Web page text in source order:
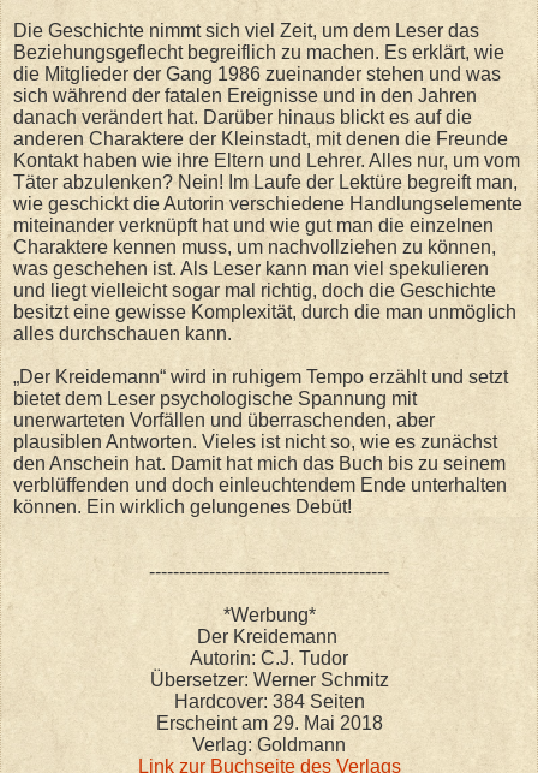
Die Geschichte nimmt sich viel Zeit, um dem Leser das
Beziehungsgeflecht begreiflich zu machen. Es erklärt, wie
die Mitglieder der Gang 1986 zueinander stehen und was
sich während der fatalen Ereignisse und in den Jahren
danach verändert hat. Darüber hinaus blickt es auf die
anderen Charaktere der Kleinstadt, mit denen die Freunde
Kontakt haben wie ihre Eltern und Lehrer. Alles nur, um vom
Täter abzulenken? Nein! Im Laufe der Lektüre begreift man,
wie geschickt die Autorin verschiedene Handlungselemente
miteinander verknüpft hat und wie gut man die einzelnen
Charaktere kennen muss, um nachvollziehen zu können,
was geschehen ist. Als Leser kann man viel spekulieren
und liegt vielleicht sogar mal richtig, doch die Geschichte
besitzt eine gewisse Komplexität, durch die man unmöglich
alles durchschauen kann.
„Der Kreidemann“ wird in ruhigem Tempo erzählt und setzt
bietet dem Leser psychologische Spannung mit
unerwarteten Vorfällen und überraschenden, aber
plausiblen Antworten. Vieles ist nicht so, wie es zunächst
den Anschein hat. Damit hat mich das Buch bis zu seinem
verblüffenden und doch einleuchtendem Ende unterhalten
können. Ein wirklich gelungenes Debüt!
----------------------------------------
*Werbung*
Der Kreidemann
Autorin: C.J. Tudor
Übersetzer: Werner Schmitz
Hardcover: 384 Seiten
Erscheint am 29. Mai 2018
Verlag: Goldmann
Link zur Buchseite des Verlags